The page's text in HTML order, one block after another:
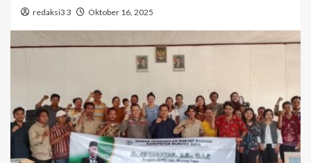
redaksi3 3 Oktober 16, 2025